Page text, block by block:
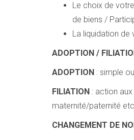
Le choix de
de biens /
La liquidation
ADOPTION /
ADOPTION : simple
FILIATION : action
maternité/paternité
CHANGEMENT DE